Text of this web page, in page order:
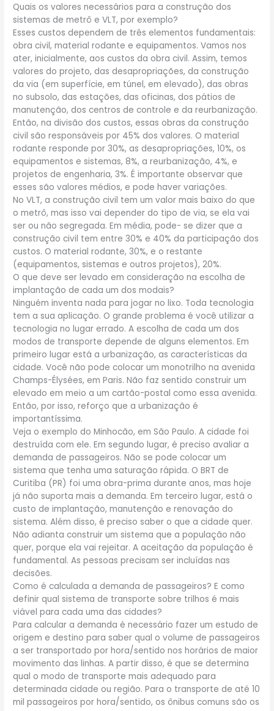
Quais os valores necessários para a construção dos
sistemas de metrô e VLT, por exemplo?
Esses custos dependem de três elementos fundamentais:
obra civil, material rodante e equipamentos. Vamos nos
ater, inicialmente, aos custos da obra civil. Assim, temos
valores do projeto, das desapropriações, da construção
da via (em superfície, em túnel, em elevado), das obras
no subsolo, das estações, das oficinas, dos pátios de
manutenção, dos centros de controle e da reurbanização.
Então, na divisão dos custos, essas obras da construção
civil são responsáveis por 45% dos valores. O material
rodante responde por 30%, as desapropriações, 10%, os
equipamentos e sistemas, 8%, a reurbanização, 4%, e
projetos de engenharia, 3%. É importante observar que
esses são valores médios, e pode haver variações.
No VLT, a construção civil tem um valor mais baixo do que
o metrô, mas isso vai depender do tipo de via, se ela vai
ser ou não segregada. Em média, pode- se dizer que a
construção civil tem entre 30% e 40% da participação dos
custos. O material rodante, 30%, e o restante
(equipamentos, sistemas e outros projetos), 20%.
O que deve ser levado em consideração na escolha de
implantação de cada um dos modais?
Ninguém inventa nada para jogar no lixo. Toda tecnologia
tem a sua aplicação. O grande problema é você utilizar a
tecnologia no lugar errado. A escolha de cada um dos
modos de transporte depende de alguns elementos. Em
primeiro lugar está a urbanização, as características da
cidade. Você não pode colocar um monotrilho na avenida
Champs-Élysées, em Paris. Não faz sentido construir um
elevado em meio a um cartão-postal como essa avenida.
Então, por isso, reforço que a urbanização é
importantíssima.
Veja o exemplo do Minhocão, em São Paulo. A cidade foi
destruída com ele. Em segundo lugar, é preciso avaliar a
demanda de passageiros. Não se pode colocar um
sistema que tenha uma saturação rápida. O BRT de
Curitiba (PR) foi uma obra-prima durante anos, mas hoje
já não suporta mais a demanda. Em terceiro lugar, está o
custo de implantação, manutenção e renovação do
sistema. Além disso, é preciso saber o que a cidade quer.
Não adianta construir um sistema que a população não
quer, porque ela vai rejeitar. A aceitação da população é
fundamental. As pessoas precisam ser incluídas nas
decisões.
Como é calculada a demanda de passageiros? E como
definir qual sistema de transporte sobre trilhos é mais
viável para cada uma das cidades?
Para calcular a demanda é necessário fazer um estudo de
origem e destino para saber qual o volume de passageiros
a ser transportado por hora/sentido nos horários de maior
movimento das linhas. A partir disso, é que se determina
qual o modo de transporte mais adequado para
determinada cidade ou região. Para o transporte de até 10
mil passageiros por hora/sentido, os ônibus comuns são os